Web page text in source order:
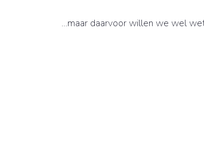
…maar daarvoor willen we wel